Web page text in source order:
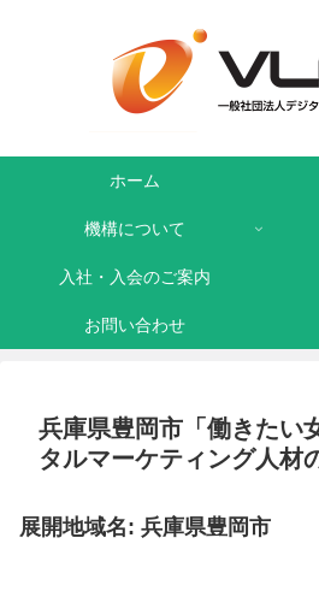
ホーム
機構について
入社・入会のご案内
お問い合わせ
兵庫県豊岡市「働きたい
タルマーケティング人材
展開地域名: 兵庫県豊岡市